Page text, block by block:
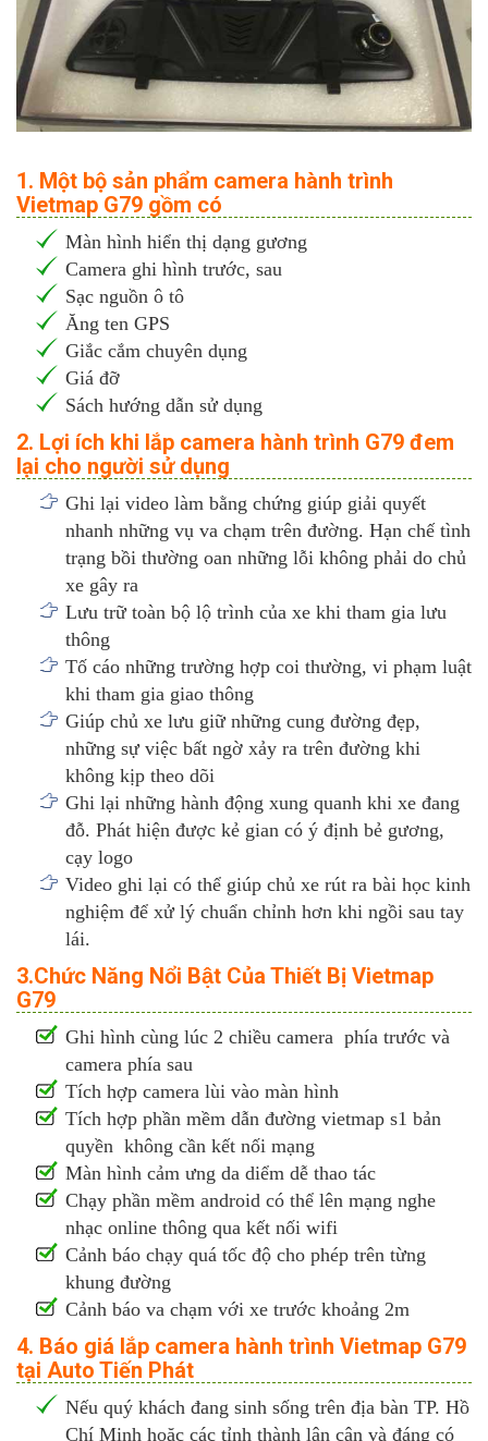
1. Một bộ sản phẩm camera hành trình
Vietmap G79 gồm có
Màn hình hiển thị dạng gương
Camera ghi hình trước, sau
Sạc nguồn ô tô
Ăng ten GPS
Giắc cắm chuyên dụng
Giá đỡ
Sách hướng dẫn sử dụng
2. Lợi ích khi lắp camera hành trình G79 đem
lại cho người sử dụng
Ghi lại video làm bằng chứng giúp giải quyết
nhanh những vụ va chạm trên đường. Hạn chế tình
trạng bồi thường oan những lỗi không phải do chủ
xe gây ra
Lưu trữ toàn bộ lộ trình của xe khi tham gia lưu
thông
Tố cáo những trường hợp coi thường, vi phạm luật
khi tham gia giao thông
Giúp chủ xe lưu giữ những cung đường đẹp,
những sự việc bất ngờ xảy ra trên đường khi
không kịp theo dõi
Ghi lại những hành động xung quanh khi xe đang
đỗ. Phát hiện được kẻ gian có ý định bẻ gương,
cạy logo
Video ghi lại có thể giúp chủ xe rút ra bài học kinh
nghiệm để xử lý chuẩn chỉnh hơn khi ngồi sau tay
lái.
3.Chức Năng Nổi Bật Của Thiết Bị Vietmap
G79
Ghi hình cùng lúc 2 chiều camera phía trước và
camera phía sau
Tích hợp camera lùi vào màn hình
Tích hợp phần mềm dẫn đường vietmap s1 bản
quyền không cần kết nối mạng
Màn hình cảm ưng da diểm dễ thao tác
Chạy phần mềm android có thể lên mạng nghe
nhạc online thông qua kết nối wifi
Cảnh báo chạy quá tốc độ cho phép trên từng
khung đường
Cảnh báo va chạm với xe trước khoảng 2m
4. Báo giá lắp camera hành trình Vietmap G79
tại Auto Tiến Phát
Nếu quý khách đang sinh sống trên địa bàn TP. Hồ
Chí Minh hoặc các tỉnh thành lân cận và đáng có